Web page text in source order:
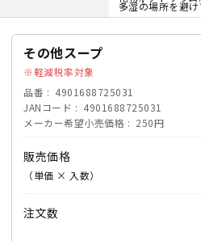
多湿の場所を避
その他スープ
軽減税率対象
品番
4901688725031
JANコード
4901688725031
メーカー希望小売価格
250円
販売価格
（単価 × 入数）
注文数